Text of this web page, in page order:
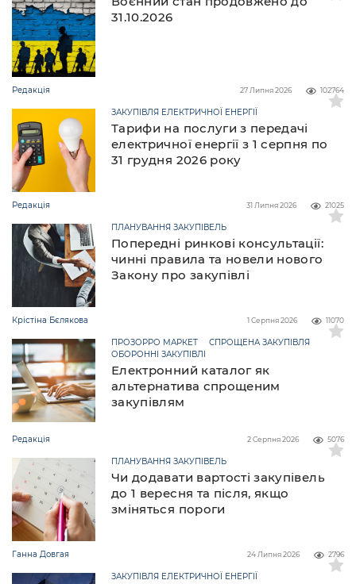
31.10.2026
Редакція 102764
27 Липня 2026
Тарифи на послуги з передачі
електричної енергії з 1 серпня по
31 грудня 2026 року
ЗАКУПІВЛЯ ЕЛЕКТРИЧНОЇ ЕНЕРГІЇ
Редакція 21025
31 Липня 2026
Попередні ринкові консультації:
чинні правила та новели нового
Закону про закупівлі
ПЛАНУВАННЯ ЗАКУПІВЕЛЬ
Крістіна Бєлякова 11070
1 Серпня 2026
Електронний каталог як
альтернатива спрощеним
закупівлям
ПРОЗОРРО МАРКЕТ
СПРОЩЕНА ЗАКУПІВЛЯ
ОБОРОННІ ЗАКУПІВЛІ
Редакція 5076
2 Серпня 2026
Чи додавати вартості закупівель
до 1 вересня та після, якщо
зміняться пороги
ПЛАНУВАННЯ ЗАКУПІВЕЛЬ
Ганна Довгая 2796
24 Липня 2026
ЗАКУПІВЛЯ ЕЛЕКТРИЧНОЇ ЕНЕРГІЇ